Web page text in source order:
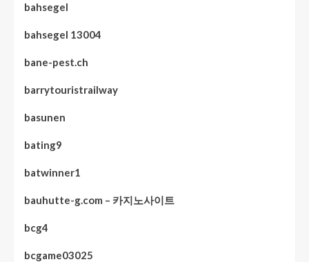
bahsegel
bahsegel 13004
bane-pest.ch
barrytouristrailway
basunen
bating9
batwinner1
bauhutte-g.com – 카지노사이트
bcg4
bcgame03025